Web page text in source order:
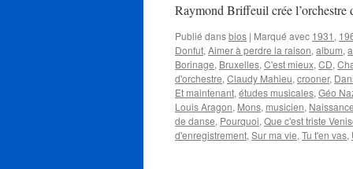
Raymond Briffeuil crée
Publié dansbios | Marqué avec 1931 ,
Donfut, Aimer à perdre la raison, album,
Borinage, Bruxelles, C'est mieux, CD,
d'orchestre, Claudy Mahieu, crooner,
Et maintenant, études musicales, Géo
Louis Aragon, Mons, musicien, Naissance
de danse, Pourquoi, Que c'est triste
d'enregistrement, Sur ma vie, Tu t'en vas,